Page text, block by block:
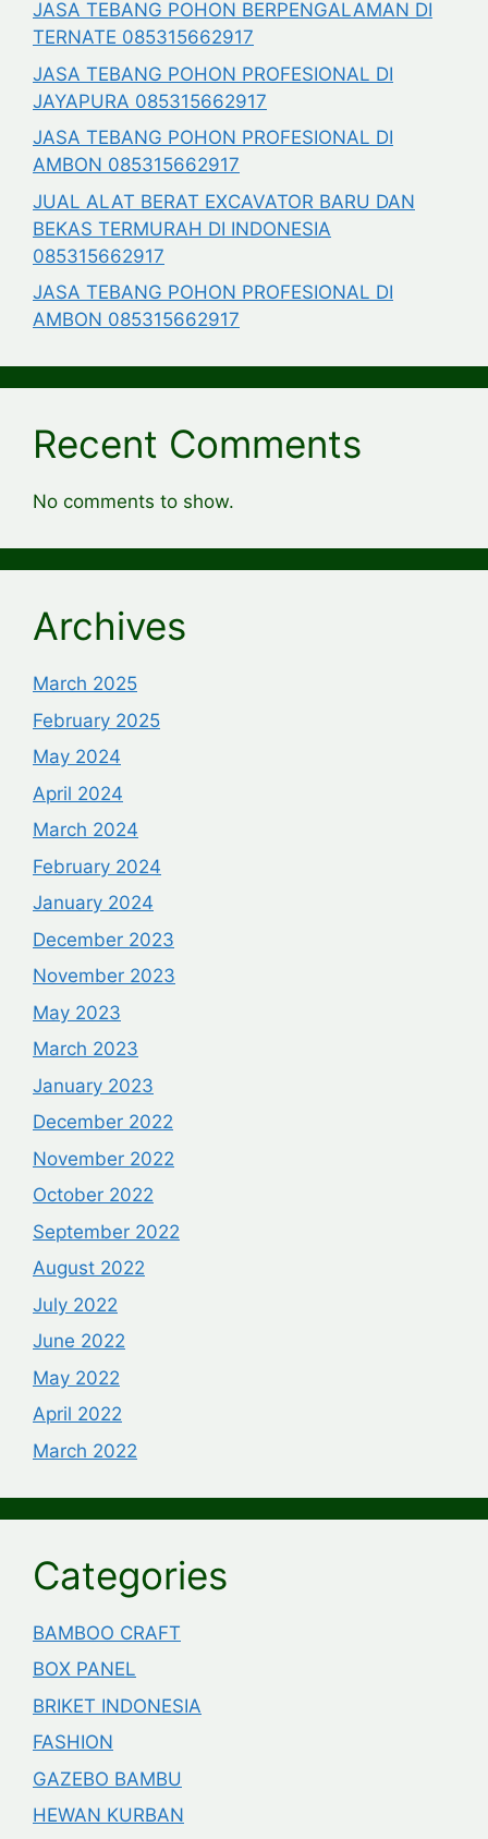
JASA TEBANG POHON BERPENGALAMAN DI
TERNATE 085315662917
JASA TEBANG POHON PROFESIONAL DI
JAYAPURA 085315662917
JASA TEBANG POHON PROFESIONAL DI
AMBON 085315662917
JUAL ALAT BERAT EXCAVATOR BARU DAN
BEKAS TERMURAH DI INDONESIA
085315662917
JASA TEBANG POHON PROFESIONAL DI
AMBON 085315662917
Recent Comments
No comments to show.
Archives
March 2025
February 2025
May 2024
April 2024
March 2024
February 2024
January 2024
December 2023
November 2023
May 2023
March 2023
January 2023
December 2022
November 2022
October 2022
September 2022
August 2022
July 2022
June 2022
May 2022
April 2022
March 2022
Categories
BAMBOO CRAFT
BOX PANEL
BRIKET INDONESIA
FASHION
GAZEBO BAMBU
HEWAN KURBAN